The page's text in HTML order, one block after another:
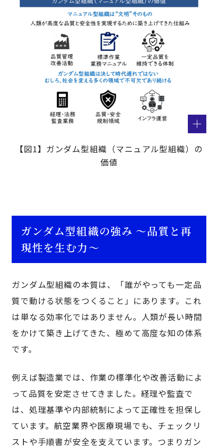
【図1】ガンダム型組織（マニュアル型組織）の
価値
ガンダム型組織の強み ～品質と再
現性を生む力～
ガンダム型組織の本質は、「誰がやっても一定品
質で動ける状態をつくること」にあります。これ
は単なる効率化ではありません。人類が長い時間
をかけて築き上げてきた、極めて高度な知の体系
です。
例えば製造業では、作業の標準化や改善活動によ
って品質を安定させてきました。経理や監査で
は、処理基準や内部統制によって正確性を担保し
ています。航空業界や医療現場でも、チェックリ
ストや手順書が安全を支えています。つまりガン